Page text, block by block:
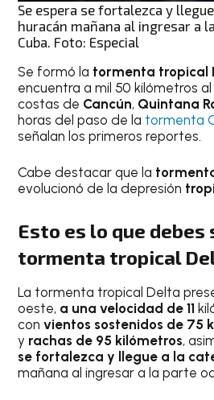
Se espera se fortalezca y
huracán mañana al ingresar a
Cuba. Foto: Especial
Se formó la tormenta tropical
encuentra a mil 50 kilómetros
costas de Cancún, Quintana
horas del paso de la tormenta
señalan los primeros reportes.
Cabe destacar que la
evolucionó de la depresión
Esto es lo que debes
tormenta tropical
La tormenta tropical Delta
oeste, a una velocidad de 11
convientos sostenidos de 75
y rachas de 95 kilómetros,
se fortalezca y llegue a la
mañana al ingresar a la parte